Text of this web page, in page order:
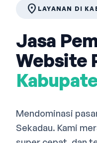
location_on LAYANAN DI
Jasa
Website
Mendominasi
Sekadau. Kami